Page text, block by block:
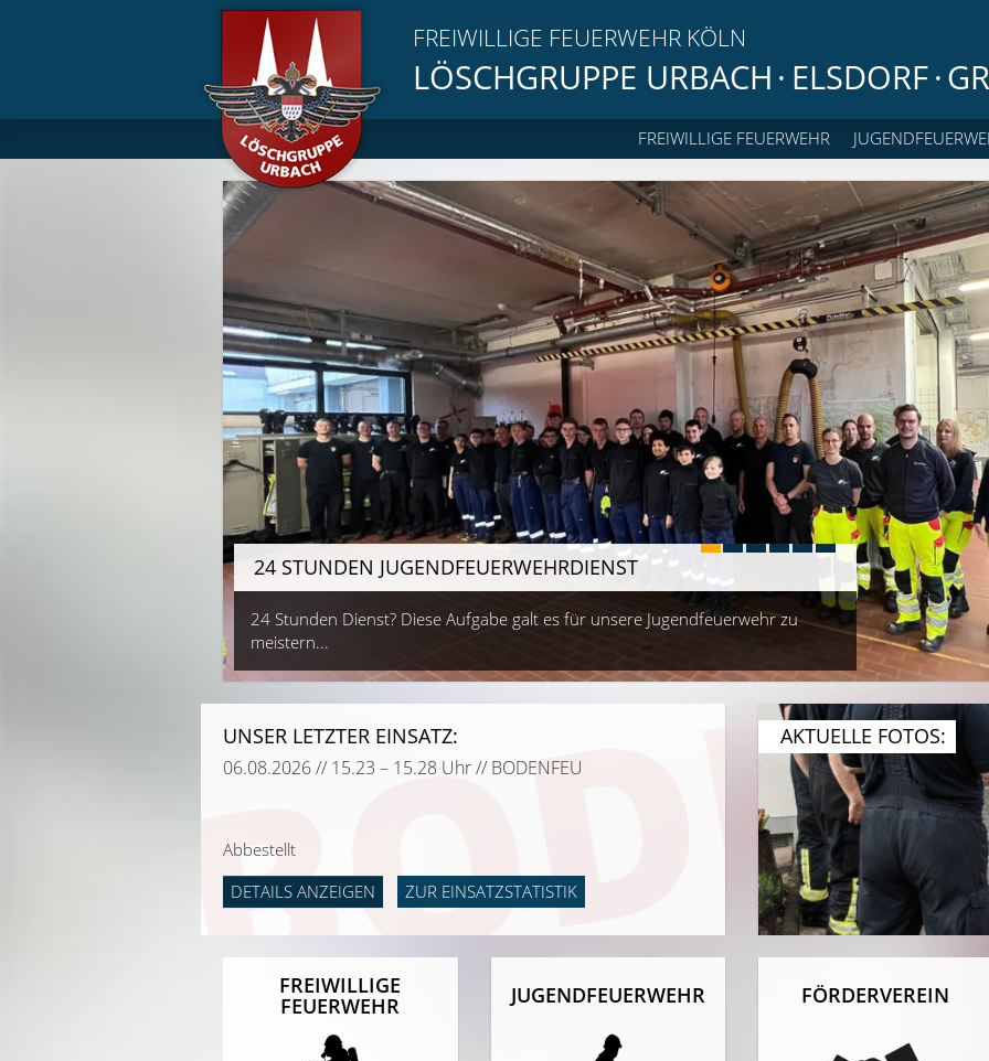
FREIWILLIGE FEUERWEHR KÖLN
LÖSCHGRUPPE URBACH · ELSDORF·
FREIWILLIGE FEUERWEHR
24 STUNDEN JUGENDFEUERWEHRDIENST
24 Stunden Dienst? Diese Aufgabe galt es für unsere Jugendfeuerwehr zu
meistern...
UNSER LETZTER EINSATZ:
06.08.2026 // 15.23 – 15.28 Uhr // BODENFEU
Abbestellt
DETAILS ANZEIGEN
ZUR EINSATZSTATISTIK
AKTUELLE FOTOS:
FREIWILLIGE
FEUERWEHR JUGEND­FEUERWEHR FÖRDERVEREIN